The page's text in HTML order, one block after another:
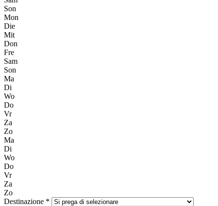
Son
Mon
Die
Mit
Don
Fre
Sam
Son
Ma
Di
Wo
Do
Vr
Za
Zo
Ma
Di
Wo
Do
Vr
Za
Zo
Destinazione *